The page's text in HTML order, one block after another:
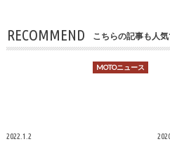
RECOMMEND こちらの記事も人気
MOTOニュース
2022.1.2